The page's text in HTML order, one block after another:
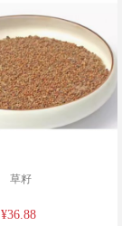
草籽
¥36.88